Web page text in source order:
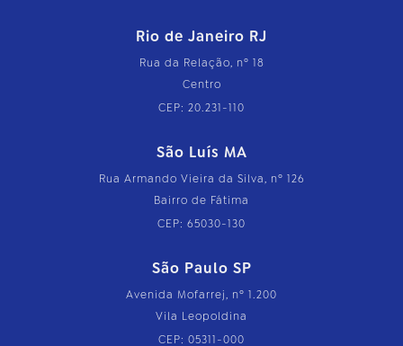
Rio de Janeiro RJ
Rua da Relação, nº 18
Centro
CEP: 20.231-110
São Luís MA
Rua Armando Vieira da Silva, nº 126
Bairro de Fátima
CEP: 65030-130
São Paulo SP
Avenida Mofarrej, nº 1.200
Vila Leopoldina
CEP: 05311-000